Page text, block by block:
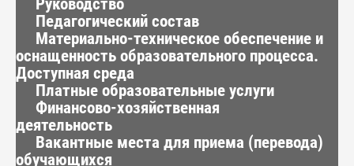
Руководство
Педагогический состав
Материально-техническое обеспечение и
оснащенность образовательного процесса.
Доступная среда
Платные образовательные услуги
Финансово-хозяйственная
деятельность
Вакантные места для приема (перевода)
обучающихся